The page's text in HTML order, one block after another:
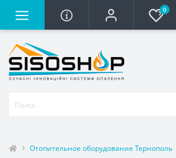
0
Отопительное оборудование Тернополь